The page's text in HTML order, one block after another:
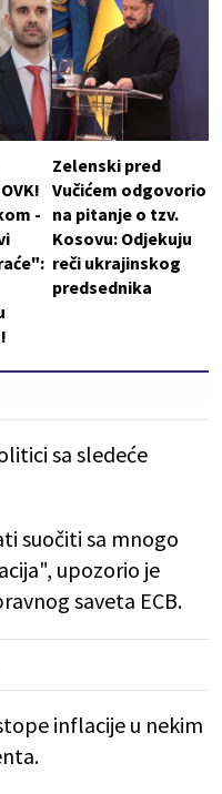
-
Zelenski pred
Vučićem odgovorio
na pitanje o tzv.
Kosovu: Odjekuju
reči ukrajinskog
predsednika
sa sledeće
suočiti sa mnogo
upozorio je
saveta ECB.
inflacije u nekim